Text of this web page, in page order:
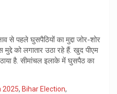
से पहले घुसपैठियों का मुद्दा जोर-शोर
को लगातार उठा रहे हैं. खुद पीएम
है. सीमांचल इलाके में घुसपैठ का
2025, Bihar Election,